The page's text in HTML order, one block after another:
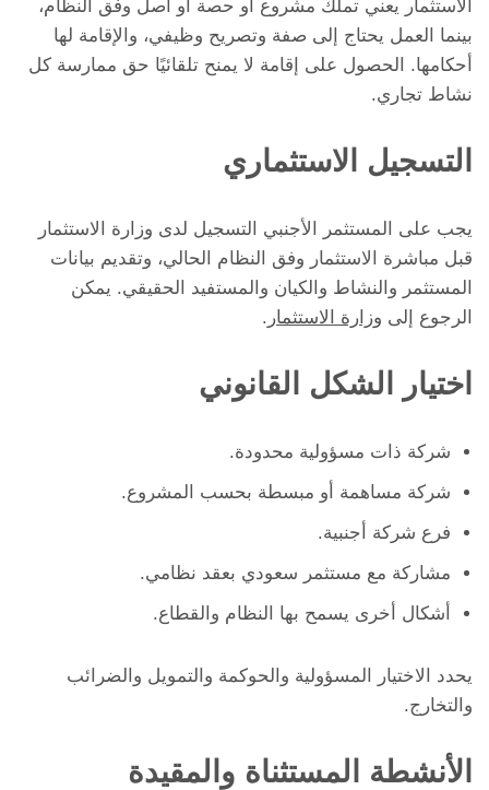
الاستثمار يعني تملك مشروع أو حصة أو أصل وفق النظام،
بينما العمل يحتاج إلى صفة وتصريح وظيفي، والإقامة لها
أحكامها. الحصول على إقامة لا يمنح تلقائيًا حق ممارسة كل
نشاط تجاري.
التسجيل الاستثماري
يجب على المستثمر الأجنبي التسجيل لدى وزارة الاستثمار
قبل مباشرة الاستثمار وفق النظام الحالي، وتقديم بيانات
المستثمر والنشاط والكيان والمستفيد الحقيقي. يمكن
الرجوع إلى وزارة الاستثمار .
اختيار الشكل القانوني
شركة ذات مسؤولية محدودة.
شركة مساهمة أو مبسطة بحسب المشروع.
فرع شركة أجنبية.
مشاركة مع مستثمر سعودي بعقد نظامي.
أشكال أخرى يسمح بها النظام والقطاع.
يحدد الاختيار المسؤولية والحوكمة والتمويل والضرائب
والتخارج.
الأنشطة المستثناة والمقيدة